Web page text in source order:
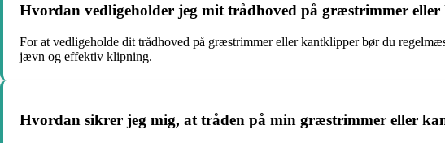
Hvordan vedligeholder jeg mit trådhoved på græstrimmer
For at vedligeholde dit trådhoved på græstrimmer eller kantklipper bør du
jævn og effektiv klipning.
Hvordan sikrer jeg mig, at tråden på min græstrimmer eller